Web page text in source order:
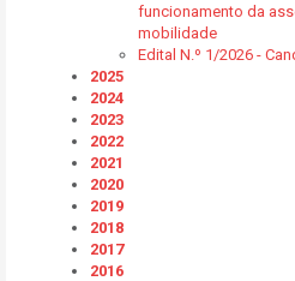
funcionamento da
mobilidade
Edital N.º 1/2026 -
2025
2024
2023
2022
2021
2020
2019
2018
2017
2016